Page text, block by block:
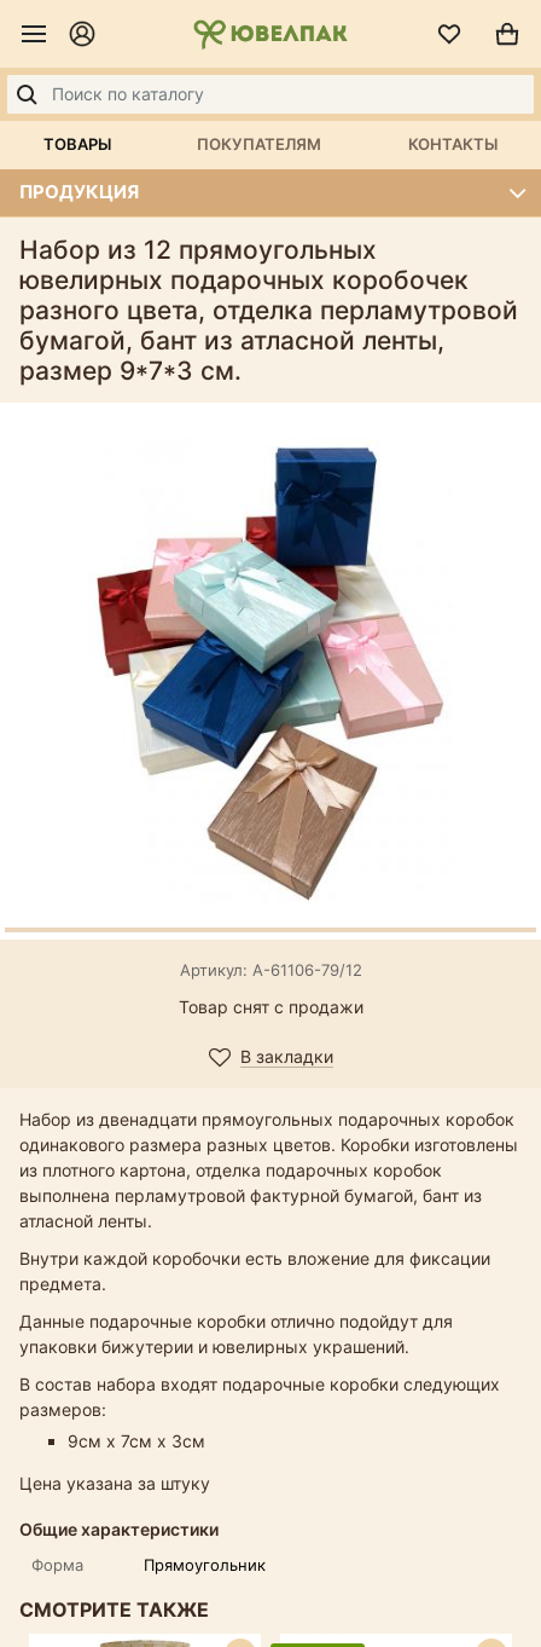
ТОВАРЫ ПОКУПАТЕЛЯМ КОНТАКТЫ
ПРОДУКЦИЯ
Набор из 12 прямоугольных
ювелирных подарочных коробочек
разного цвета, отделка перламутровой
бумагой, бант из атласной ленты,
размер 9*7*3 см.
Артикул: А-61106-79/12
Товар снят с продажи
В закладки
Набор из двенадцати прямоугольных подарочных коробок
одинакового размера разных цветов. Коробки изготовлены
из плотного картона, отделка подарочных коробок
выполнена перламутровой фактурной бумагой, бант из
атласной ленты.
Внутри каждой коробочки есть вложение для фиксации
предмета.
Данные подарочные коробки отлично подойдут для
упаковки бижутерии и ювелирных украшений.
В состав набора входят подарочные коробки следующих
размеров:
9см х 7см х 3см
Цена указана за штуку
Общие характеристики
Форма Прямоугольник
СМОТРИТЕ ТАКЖЕ